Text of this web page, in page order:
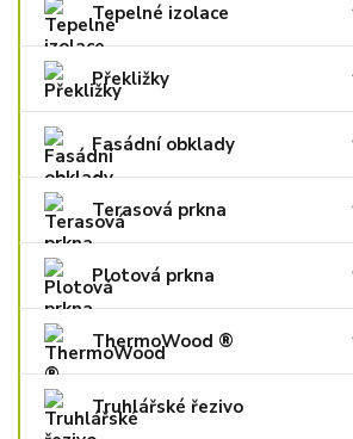
Tepelné izolace
Překližky
Fasádní obklady
Terasová prkna
Plotová prkna
ThermoWood ®
Truhlářské řezivo